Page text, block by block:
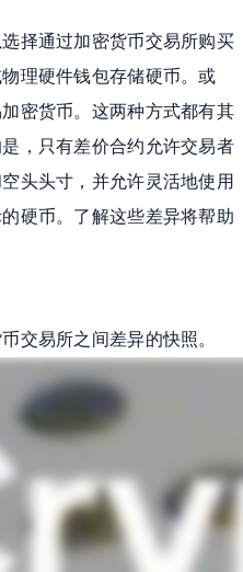
择通过加密货币交易所购买
理硬件钱包存储硬币。或
密货币。这两种方式都有其
，只有差价合约允许交易者
头头寸，并允许灵活地使用
硬币。了解这些差异将帮助
交易所之间差异的快照。